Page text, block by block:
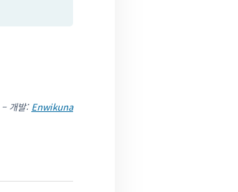
– 개발: Enwikuna